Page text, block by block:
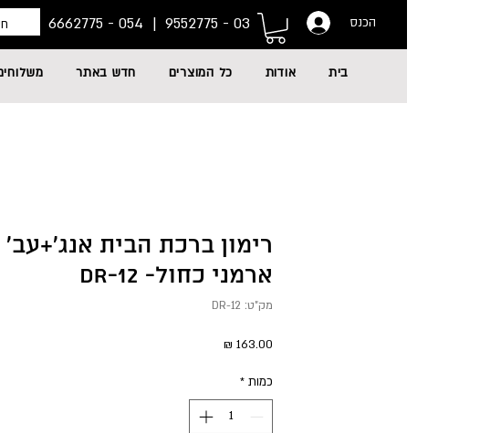
הכנס 03 - 9552775 |
בית אודות כל המוצרים חדש באתר
רימון ברכת הבית אנג'+עב'
ארמני כחול- DR-12
מק"ט: DR-12
מחיר
כמות *